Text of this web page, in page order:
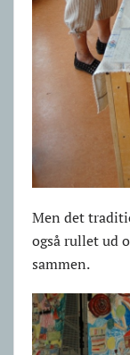
Men det
også rullet ud
sammen.